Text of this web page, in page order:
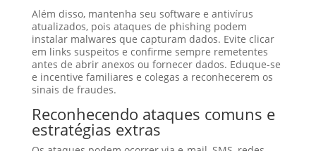
Além disso, mantenha seu software e antivírus
atualizados, pois ataques de phishing podem
instalar malwares que capturam dados. Evite clicar
em links suspeitos e confirme sempre remetentes
antes de abrir anexos ou fornecer dados. Eduque-se
e incentive familiares e colegas a reconhecerem os
sinais de fraudes.
Reconhecendo ataques comuns e
estratégias extras